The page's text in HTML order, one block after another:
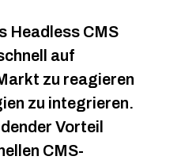
Headless CMS
auf
zu reagieren
zu integrieren.
Vorteil
CMS-